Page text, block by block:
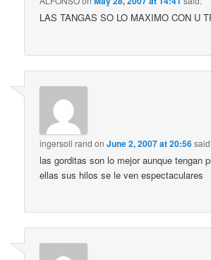
LAS TANGAS SO LO MAXIMO CON U
ingersoll rand onJune 2, 2007 at 20:56
las gorditas son lo mejor aunque tengan
ellas sus hilos se le ven espectaculares